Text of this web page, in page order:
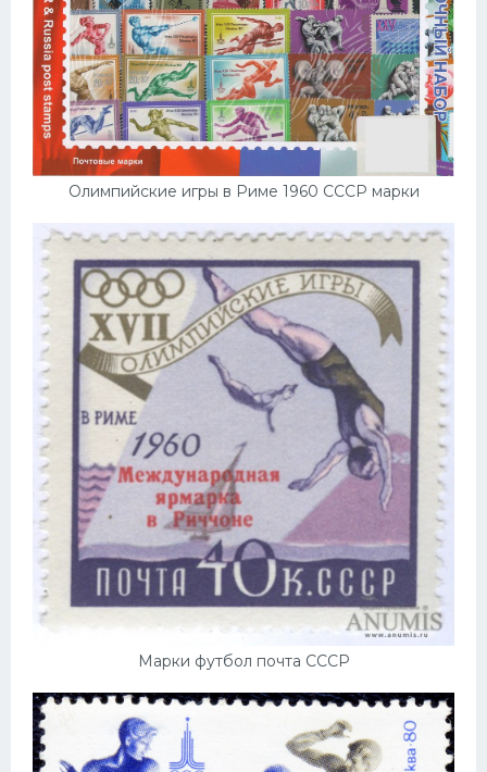
Олимпийские игры в Риме 1960 СССР марки
Марки футбол почта СССР